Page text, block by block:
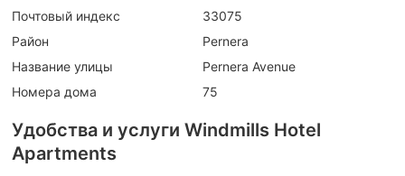
Почтовый индекс
33075
Район
Pernera
Название улицы
Pernera Avenue
Номера дома
75
Удобства и услуги Windmills Hotel
Apartments